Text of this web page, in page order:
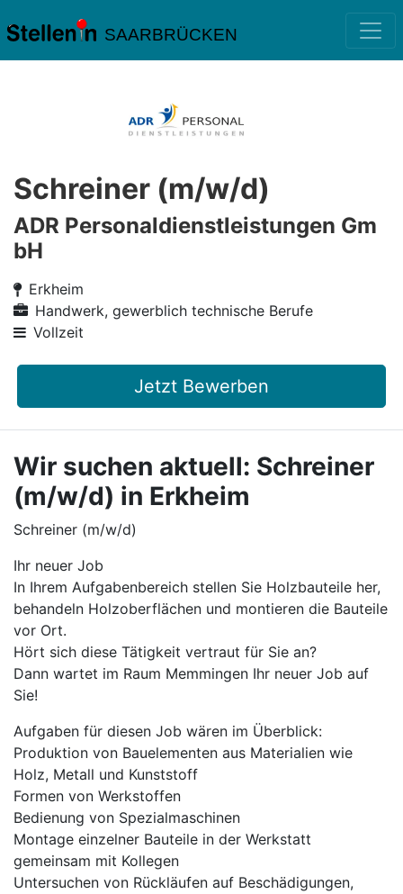
SAARBRÜCKEN
Schreiner (m/w/d)
ADR Personaldienstleistungen Gm
bH
Erkheim
Handwerk, gewerblich technische Berufe
Vollzeit
Jetzt Bewerben
Wir suchen aktuell: Schreiner
(m/w/d) in Erkheim
Schreiner (m/w/d)
Ihr neuer Job
In Ihrem Aufgabenbereich stellen Sie Holzbauteile her,
behandeln Holzoberflächen und montieren die Bauteile
vor Ort.
Hört sich diese Tätigkeit vertraut für Sie an?
Dann wartet im Raum Memmingen Ihr neuer Job auf
Sie!
Aufgaben für diesen Job wären im Überblick:
Produktion von Bauelementen aus Materialien wie
Holz, Metall und Kunststoff
Formen von Werkstoffen
Bedienung von Spezialmaschinen
Montage einzelner Bauteile in der Werkstatt
gemeinsam mit Kollegen
Untersuchen von Rückläufen auf Beschädigungen,